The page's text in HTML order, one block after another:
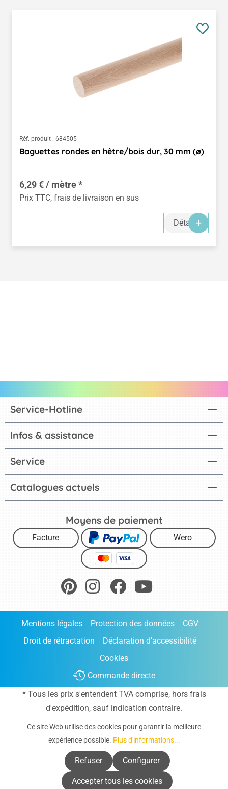
Réf. produit : 684505
Baguettes rondes en hêtre/bois dur, 30 mm (ø)
6,29 € / mètre *
Prix TTC, frais de livraison en sus
Détails
Catalogues actuels
Service-Hotline
Infos & assistance
Service
Moyens de paiement
Facture Wero
Mentions légales Protection des données
CGV
Droit de rétractation
Déclaration d’accessibilité
Cookies
Commande directe
* Tous les prix s'entendent TVA comprise, hors frais
d'expédition, sauf indication contraire.
Ce site Web utilise des cookies pour garantir la meilleure
expérience possible. Plus d'informations...
Refuser Configurer
Accepter tous les cookies